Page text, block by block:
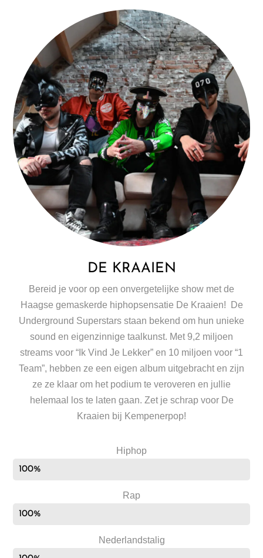
DE KRAAIEN
Bereid je voor op een onvergetelijke show met de
Haagse gemaskerde hiphopsensatie De Kraaien! De
Underground Superstars staan bekend om hun unieke
sound en eigenzinnige taalkunst. Met 9,2 miljoen
streams voor “Ik Vind Je Lekker” en 10 miljoen voor “1
Team”, hebben ze een eigen album uitgebracht en zijn
ze ze klaar om het podium te veroveren en jullie
helemaal los te laten gaan. Zet je schrap voor De
Kraaien bij Kempenerpop!
Hiphop
100%
Rap
100%
Nederlandstalig